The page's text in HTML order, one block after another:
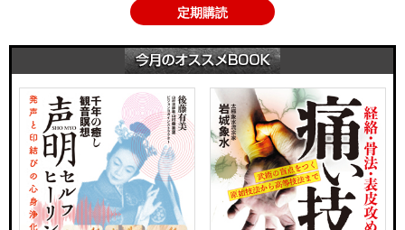
定期購読